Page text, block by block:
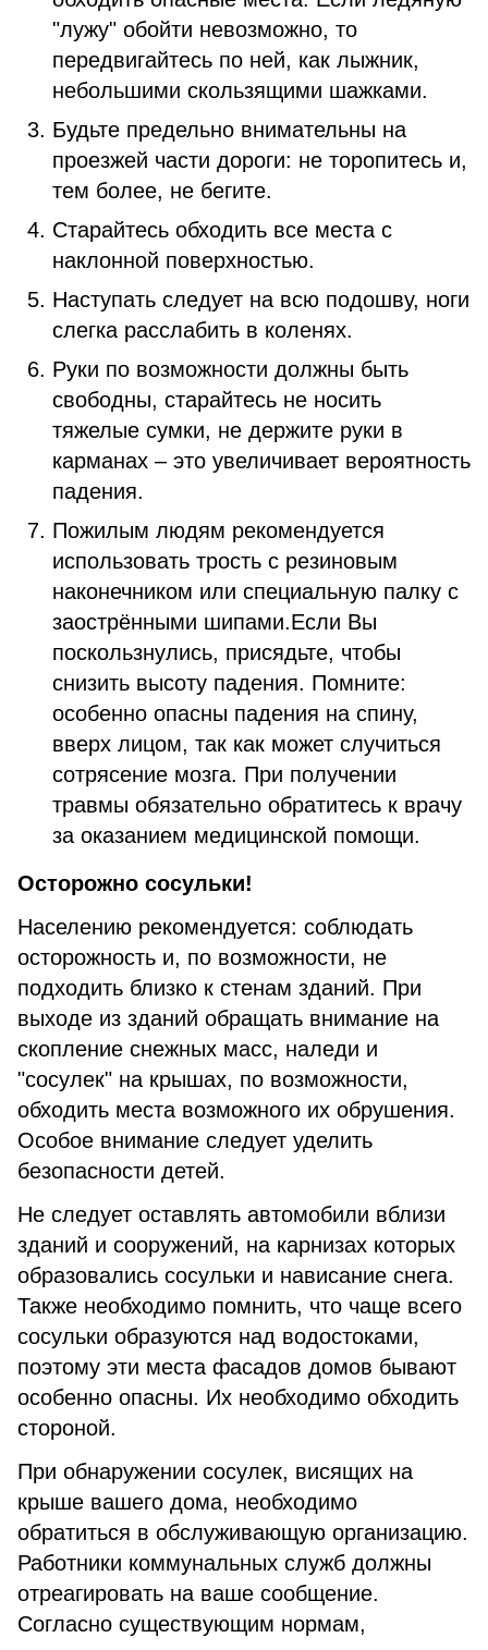
"лужу" обойти невозможно, то
передвигайтесь по ней, как лыжник,
небольшими скользящими шажками.
Будьте предельно внимательны на
проезжей части дороги: не торопитесь и,
тем более, не бегите.
Старайтесь обходить все места с
наклонной поверхностью.
Наступать следует на всю подошву, ноги
слегка расслабить в коленях.
Руки по возможности должны быть
свободны, старайтесь не носить
тяжелые сумки, не держите руки в
карманах – это увеличивает вероятность
падения.
Пожилым людям рекомендуется
использовать трость с резиновым
наконечником или специальную палку с
заострёнными шипами.Если Вы
поскользнулись, присядьте, чтобы
снизить высоту падения. Помните:
особенно опасны падения на спину,
вверх лицом, так как может случиться
сотрясение мозга. При получении
травмы обязательно обратитесь к врачу
за оказанием медицинской помощи.
Осторожно сосульки!
Населению рекомендуется: соблюдать
осторожность и, по возможности, не
подходить близко к стенам зданий. При
выходе из зданий обращать внимание на
скопление снежных масс, наледи и
"сосулек" на крышах, по возможности,
обходить места возможного их обрушения.
Особое внимание следует уделить
безопасности детей.
Не следует оставлять автомобили вблизи
зданий и сооружений, на карнизах которых
образовались сосульки и нависание снега.
Также необходимо помнить, что чаще всего
сосульки образуются над водостоками,
поэтому эти места фасадов домов бывают
особенно опасны. Их необходимо обходить
стороной.
При обнаружении сосулек, висящих на
крыше вашего дома, необходимо
обратиться в обслуживающую организацию.
Работники коммунальных служб должны
отреагировать на ваше сообщение.
Согласно существующим нормам,